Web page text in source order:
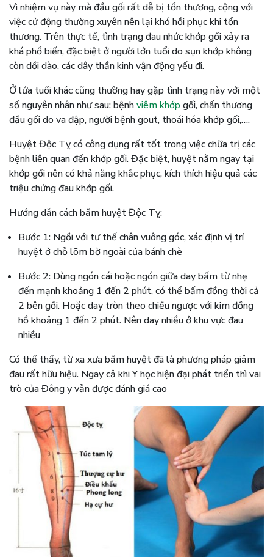
Vì nhiệm vụ này mà đầu gối rất dễ bị tổn thương, cộng với
việc cử động thường xuyên nên lại khó hồi phục khi tổn
thương. Trên thực tế, tình trạng đau nhức khớp gối xảy ra
khá phổ biến, đặc biệt ở người lớn tuổi do sụn khớp không
còn dồi dào, các dây thần kinh vận động yếu đi.
Ở lứa tuổi khác cũng thường hay gặp tình trạng này với một
số nguyên nhân như sau: bệnhviêm khớpgối, chấn thương
đầu gối do va đập, người bệnh gout, thoái hóa khớp gối,….
Huyệt Độc Tỵ có công dụng rất tốt trong việc chữa trị các
bệnh liên quan đến khớp gối. Đặc biệt, huyệt nằm ngay tại
khớp gối nên có khả năng khắc phục, kích thích hiệu quả các
triệu chứng đau khớp gối.
Hướng dẫn cách bấm huyệt Độc Tỵ:
Bước 1: Ngồi với tư thế chân vuông góc, xác định vị trí
huyệt ở chỗ lõm bờ ngoài của bánh chè
Bước 2: Dùng ngón cái hoặc ngón giữa day bấm từ nhẹ
đến mạnh khoảng 1 đến 2 phút, có thể bấm đồng thời cả
2 bên gối. Hoặc day tròn theo chiều ngược với kim đồng
hồ khoảng 1 đến 2 phút. Nên day nhiều ở khu vực đau
nhiều
Có thể thấy, từ xa xưa bấm huyệt đã là phương pháp giảm
đau rất hữu hiệu. Ngay cả khi Y học hiện đại phát triển thì vai
trò của Đông y vẫn được đánh giá cao